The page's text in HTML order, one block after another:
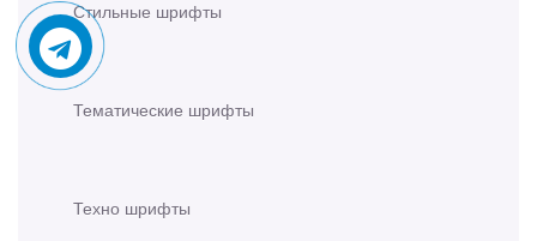
Стильные шрифты
Тематические шрифты
Техно шрифты